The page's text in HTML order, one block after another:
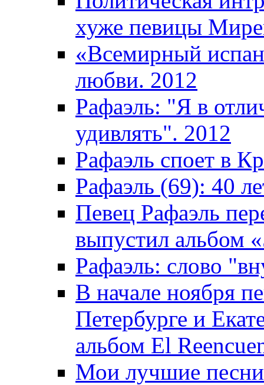
хуже певицы
«Всемирный
любви. 2012
Рафаэль: "Я в
удивлять". 2012
Рафаэль споет в
Рафаэль (69): 40
Певец Рафаэль
выпустил альбом
Рафаэль: слово
В начале ноября
Петербурге и
альбом El
Мои лучшие